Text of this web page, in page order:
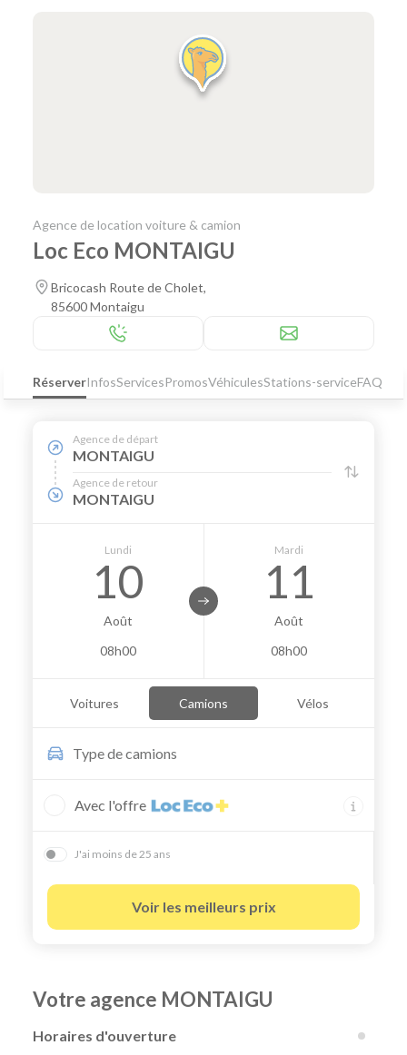
Agence de location voiture & camion
Loc Eco MONTAIGU
Bricocash Route de Cholet,
85600 Montaigu
RéserverInfosServicesPromosVéhiculesStations-serviceFAQ
Agence de départ
MONTAIGU
Agence de retour
MONTAIGU
Lundi
10
Août
08h00
Mardi
11
Août
08h00
Voitures Camions Vélos
Type decamions
Avec l'offre
J'ai moins de 25 ans
Voir les meilleurs prix
Votre agence MONTAIGU
Horaires d'ouverture